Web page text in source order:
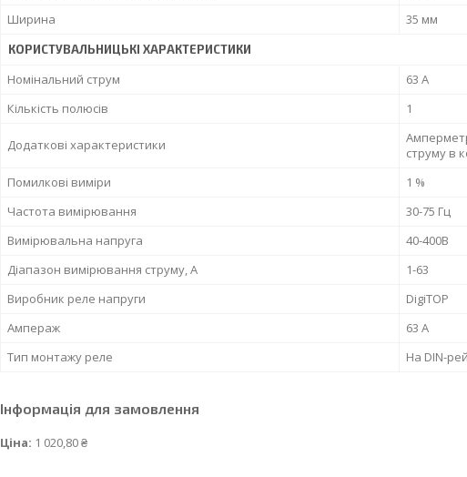
Ширина
35 мм
КОРИСТУВАЛЬНИЦЬКІ ХАРАКТЕРИСТИКИ
Номінальний струм
63 А
Кількість полюсів
1
Додаткові характеристики
струму в
Помилкові виміри
1 %
Частота вимірювання
30-75 Гц
Вимірювальна напруга
40-400В
Діапазон вимірювання струму, A
1-63
Виробник реле напруги
DigiTOP
Ампераж
63 А
Тип монтажу реле
На DIN-
Інформація для замовлення
Ціна: 1 020,80 ₴